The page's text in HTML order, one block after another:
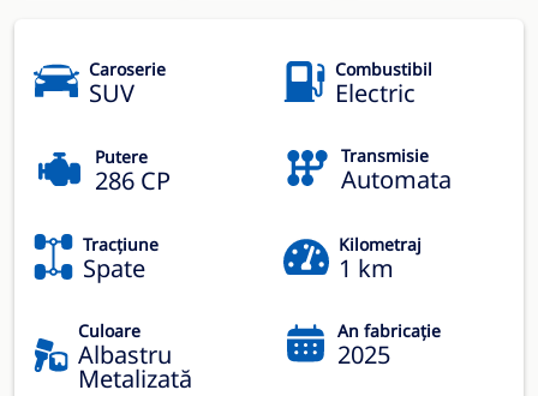
Caroserie
SUV
Combustibil
Electric
Putere
286 CP
Transmisie
Automata
Tracțiune
Spate
Kilometraj
1 km
Culoare
Albastru
Metalizată
An fabricație
2025